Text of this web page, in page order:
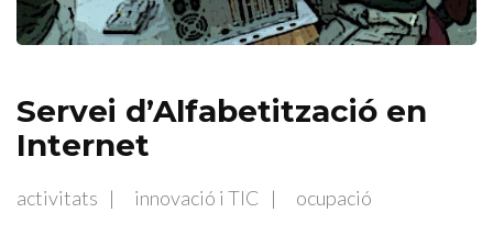
Servei d’Alfabetització en
Internet
activitats innovació i TIC ocupació